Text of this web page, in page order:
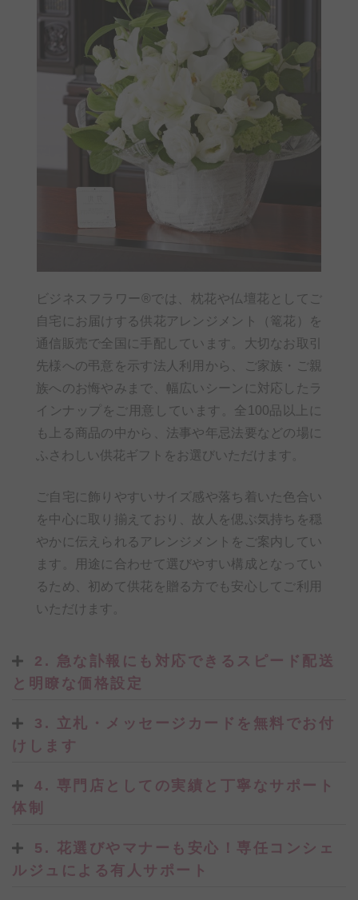
ビジネスフラワー®では、枕花や仏壇花としてご
自宅にお届けする供花アレンジメント（篭花）を
通信販売で全国に手配しています。大切なお取引
先様への弔意を示す法人利用から、ご家族・ご親
族へのお悔やみまで、幅広いシーンに対応したラ
インナップをご用意しています。全100品以上に
も上る商品の中から、法事や年忌法要などの場に
ふさわしい供花ギフトをお選びいただけます。
ご自宅に飾りやすいサイズ感や落ち着いた色合い
を中心に取り揃えており、故人を偲ぶ気持ちを穏
やかに伝えられるアレンジメントをご案内してい
ます。用途に合わせて選びやすい構成となってい
るため、初めて供花を贈る方でも安心してご利用
いただけます。
2. 急な訃報にも対応できるスピード配送
と明瞭な価格設定
3. 立札・メッセージカードを無料でお付
けします
4. 専門店としての実績と丁寧なサポート
体制
5. 花選びやマナーも安心！専任コンシェ
ルジュによる有人サポート